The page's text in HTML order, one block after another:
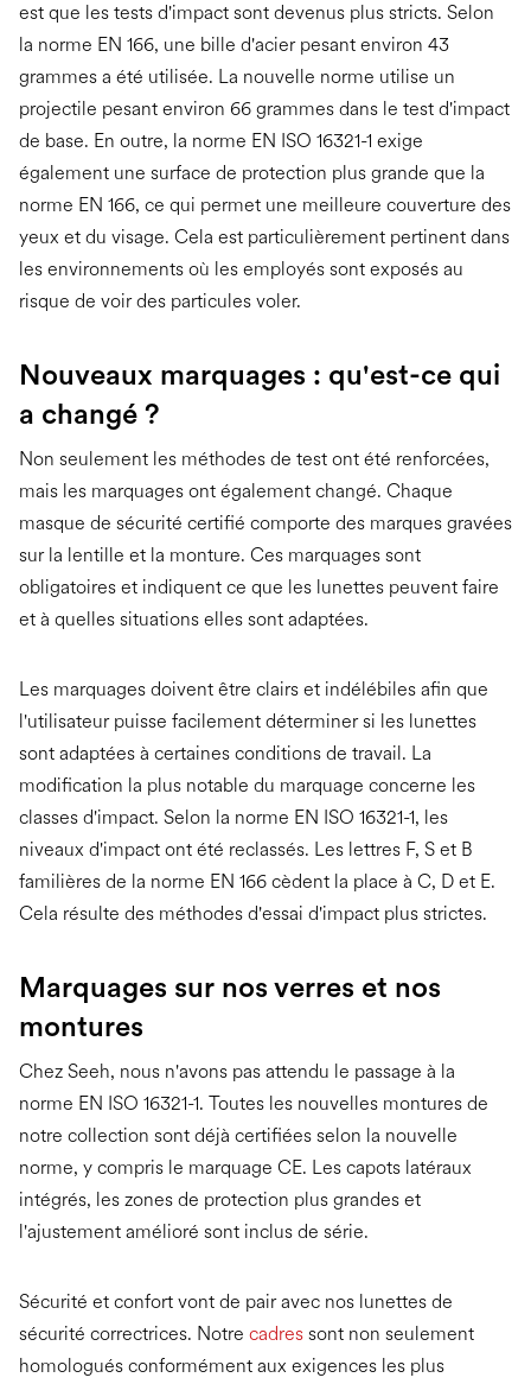
est que les tests d'impact sont devenus plus stricts. Selon
la norme EN 166, une bille d'acier pesant environ 43
grammes a été utilisée. La nouvelle norme utilise un
projectile pesant environ 66 grammes dans le test d'impact
de base. En outre, la norme EN ISO 16321-1 exige
également une surface de protection plus grande que la
norme EN 166, ce qui permet une meilleure couverture des
yeux et du visage. Cela est particulièrement pertinent dans
les environnements où les employés sont exposés au
risque de voir des particules voler.
Nouveaux marquages : qu'est-ce qui
a changé ?
Non seulement les méthodes de test ont été renforcées,
mais les marquages ont également changé. Chaque
masque de sécurité certifié comporte des marques gravées
sur la lentille et la monture. Ces marquages sont
obligatoires et indiquent ce que les lunettes peuvent faire
et à quelles situations elles sont adaptées.
Les marquages doivent être clairs et indélébiles afin que
l'utilisateur puisse facilement déterminer si les lunettes
sont adaptées à certaines conditions de travail. La
modification la plus notable du marquage concerne les
classes d'impact. Selon la norme EN ISO 16321-1, les
niveaux d'impact ont été reclassés. Les lettres F, S et B
familières de la norme EN 166 cèdent la place à C, D et E.
Cela résulte des méthodes d'essai d'impact plus strictes.
Marquages sur nos verres et nos
montures
Chez Seeh, nous n'avons pas attendu le passage à la
norme EN ISO 16321-1. Toutes les nouvelles montures de
notre collection sont déjà certifiées selon la nouvelle
norme, y compris le marquage CE. Les capots latéraux
intégrés, les zones de protection plus grandes et
l'ajustement amélioré sont inclus de série.
Sécurité et confort vont de pair avec nos lunettes de
sécurité correctrices. Notre cadres sont non seulement
homologués conformément aux exigences les plus